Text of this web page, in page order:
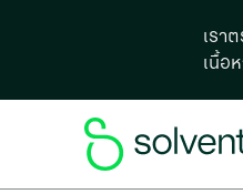
เรา
เนื้อ